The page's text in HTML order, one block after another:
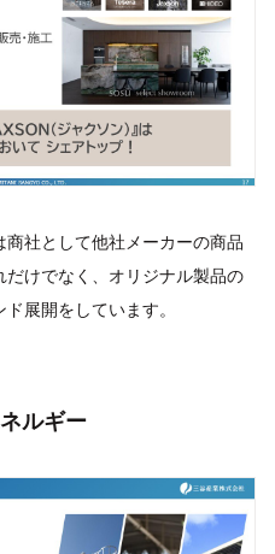
商社として他社メーカーの商品
けでなく、オリジナル製品の
展開をしています。
ルギー